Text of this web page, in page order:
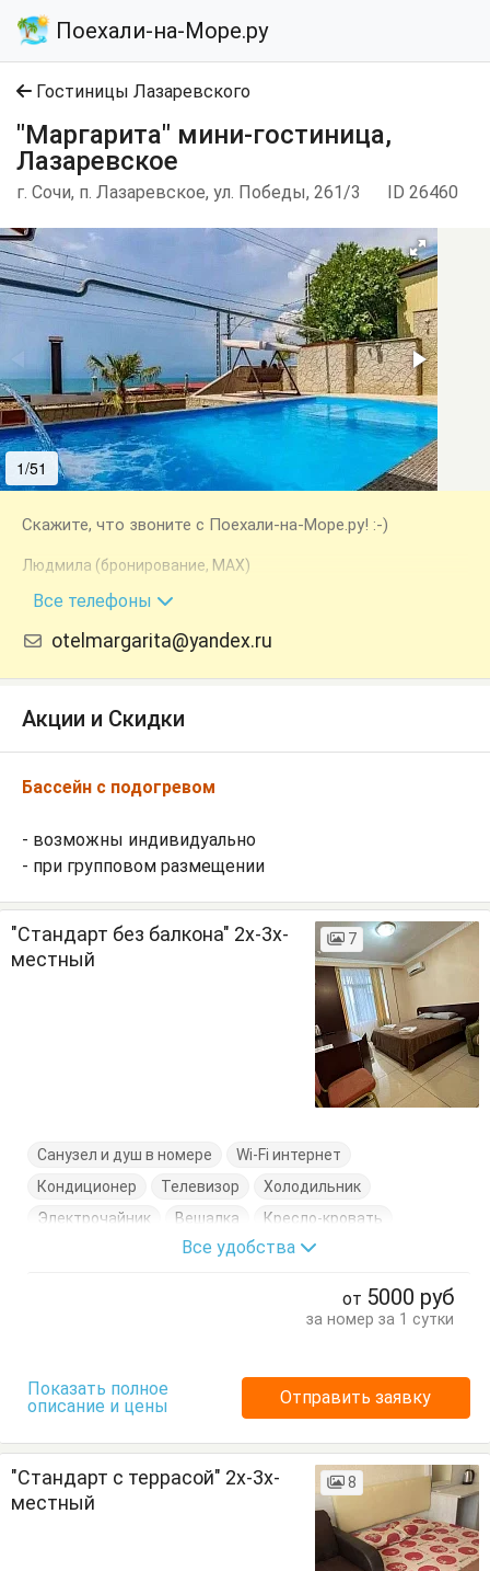
Поехали-на-Море.ру
Гостиницы Лазаревского
"Маргарита" мини-гостиница,
Лазаревское
г. Сочи, п. Лазаревское, ул. Победы, 261/3 ID 26460
1/51
Скажите, что звоните с Поехали-на-Море.ру! :-)
Людмила (бронирование, MAX)
+7 (988) 160-22-16
Все телефоны
otelmargarita@yandex.ru
Акции и Скидки
Бассейн с подогревом
- возможны индивидуально
- при групповом размещении
"Стандарт без балкона" 2х-3х-
местный
7
Санузел и душ в номере
Wi-Fi интернет
Кондиционер
Телевизор
Холодильник
Электрочайник
Вешалка
Кресло-кровать
Кровать двуспальная
Посуда Стол
Все удобства
от 5000 руб
за номер за 1 сутки
Показать полное
описание и цены
Отправить заявку
"Стандарт с террасой" 2х-3х-
местный
8